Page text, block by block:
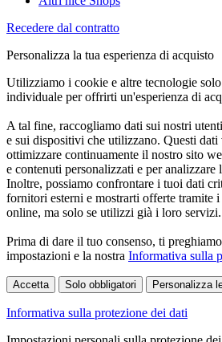
Recedere dal contratto
Personalizza la tua esperienza di acquisto
Utilizziamo i cookie e altre tecnologie
individuale per offrirti un'esperienza di
A tal fine, raccogliamo dati sui nostri
e sui dispositivi che utilizzano. Questi
ottimizzare continuamente il nostro sito
e contenuti personalizzati e per analizzare
Inoltre, possiamo confrontare i tuoi dati
fornitori esterni e mostrarti offerte tramite
online, ma solo se utilizzi già i loro servizi.
Prima di dare il tuo consenso, ti
impostazioni e la nostra Informativa sulla
Accetta Solo obbligatori Personalizza
Informativa sulla protezione dei dati